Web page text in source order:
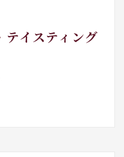
テイスティング